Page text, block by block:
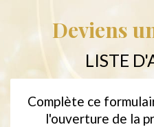
Deviens
LISTE
Complète ce
l'ouverture de la